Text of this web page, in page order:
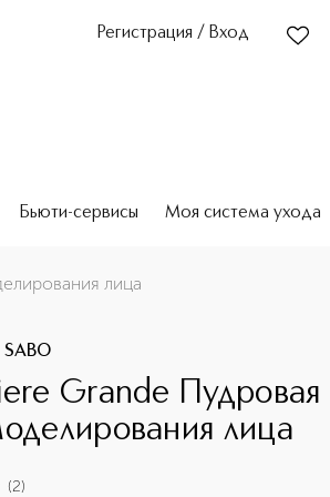
Регистрация / Вход
Бьюти-сервисы Моя система ухода
лица
SABO
Grande Пудровая
лица
(2)